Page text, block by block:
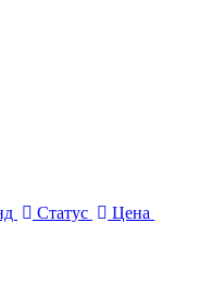
Статус Цена